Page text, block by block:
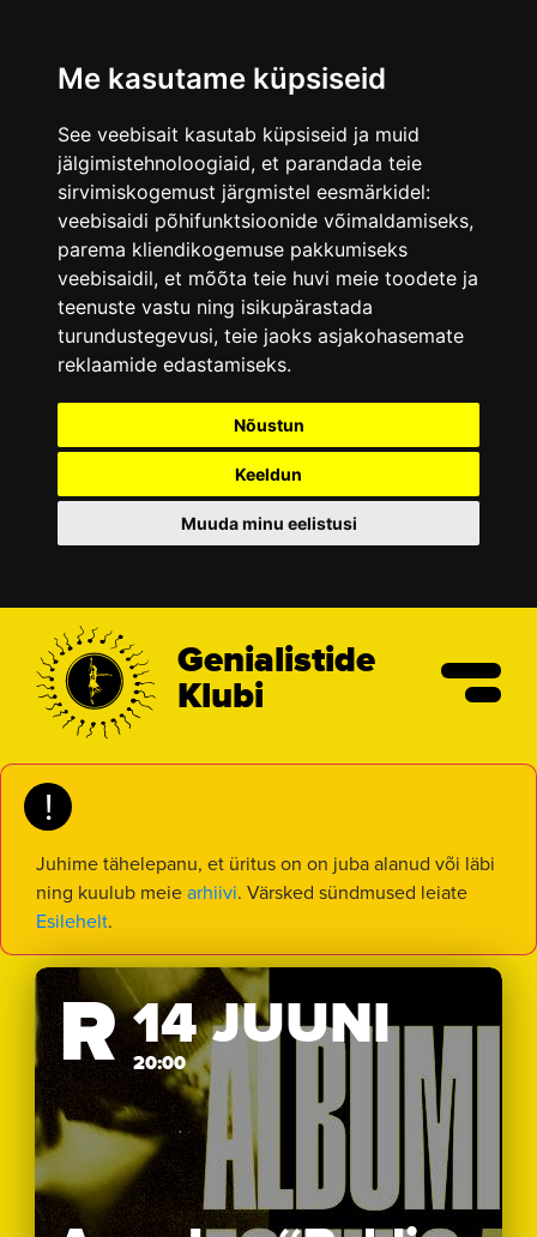
Me kasutame küpsiseid
See veebisait kasutab küpsiseid ja muid
jälgimistehnoloogiaid, et parandada teie
sirvimiskogemust järgmistel eesmärkidel:
veebisaidi põhifunktsioonide võimaldamiseks,
parema kliendikogemuse pakkumiseks
veebisaidil, et mõõta teie huvi meie toodete ja
teenuste vastu ning isikupärastada
turundustegevusi, teie jaoks asjakohasemate
reklaamide edastamiseks.
Nõustun
Keeldun
Muuda minu eelistusi
Genialistide
Klubi
!
Juhime tähelepanu, et üritus on on juba alanud või läbi
ning kuulub meiearhiivi. Värsked sündmused leiate
Esilehelt.
R 14 JUUNI
20:00